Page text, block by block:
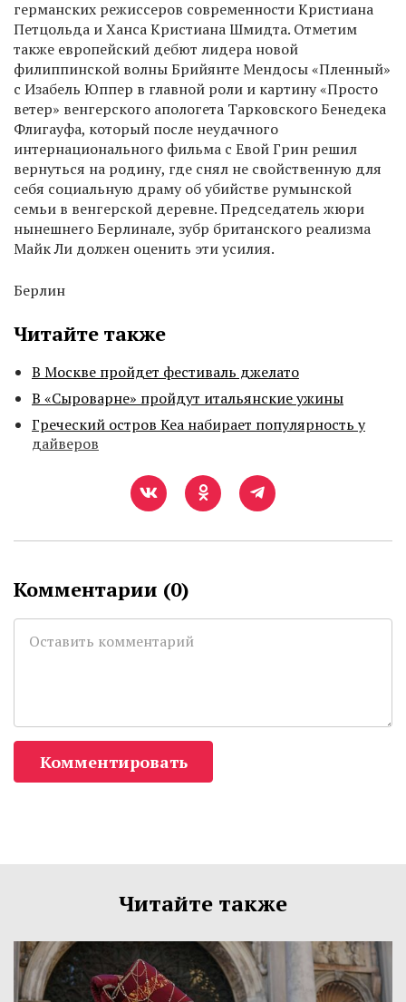
германских режиссеров современности Кристиана
Петцольда и Ханса Кристиана Шмидта. Отметим
также европейский дебют лидера новой
филиппинской волны Брийянте Мендосы «Пленный»
с Изабель Юппер в главной роли и картину «Просто
ветер» венгерского апологета Тарковского Бенедека
Флигауфа, который после неудачного
интернационального фильма с Евой Грин решил
вернуться на родину, где снял не свойственную для
себя социальную драму об убийстве румынской
семьи в венгерской деревне. Председатель жюри
нынешнего Берлинале, зубр британского реализма
Майк Ли должен оценить эти усилия.
Берлин
Читайте также
В Москве пройдет фестиваль джелато
В «Сыроварне» пройдут итальянские ужины
Греческий остров Кеа набирает популярность у
дайверов
Комментарии (0)
Комментировать
Читайте также